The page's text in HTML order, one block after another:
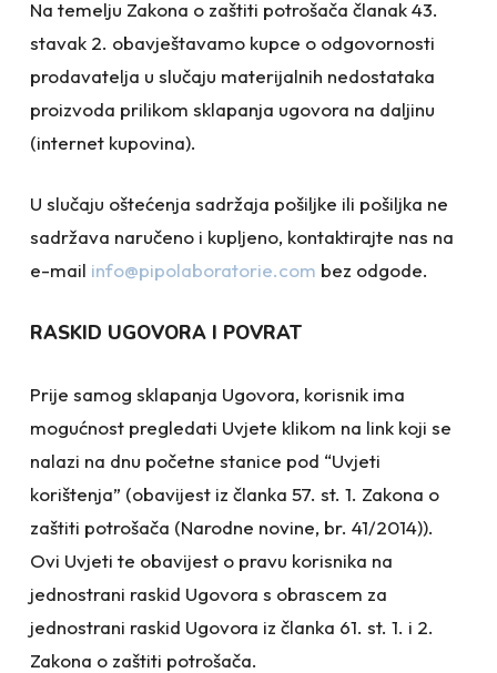
Na temelju Zakona o zaštiti potrošača članak 43.
stavak 2. obavještavamo kupce o odgovornosti
prodavatelja u slučaju materijalnih nedostataka
proizvoda prilikom sklapanja ugovora na daljinu
(internet kupovina).
U slučaju oštećenja sadržaja pošiljke ili pošiljka ne
sadržava naručeno i kupljeno, kontaktirajte nas na
e-mail info@pipolaboratorie.com bez odgode.
RASKID UGOVORA I POVRAT
Prije samog sklapanja Ugovora, korisnik ima
mogućnost pregledati Uvjete klikom na link koji se
nalazi na dnu početne stanice pod “Uvjeti
korištenja” (obavijest iz članka 57. st. 1. Zakona o
zaštiti potrošača (Narodne novine, br. 41/2014)).
Ovi Uvjeti te obavijest o pravu korisnika na
jednostrani raskid Ugovora s obrascem za
jednostrani raskid Ugovora iz članka 61. st. 1. i 2.
Zakona o zaštiti potrošača.